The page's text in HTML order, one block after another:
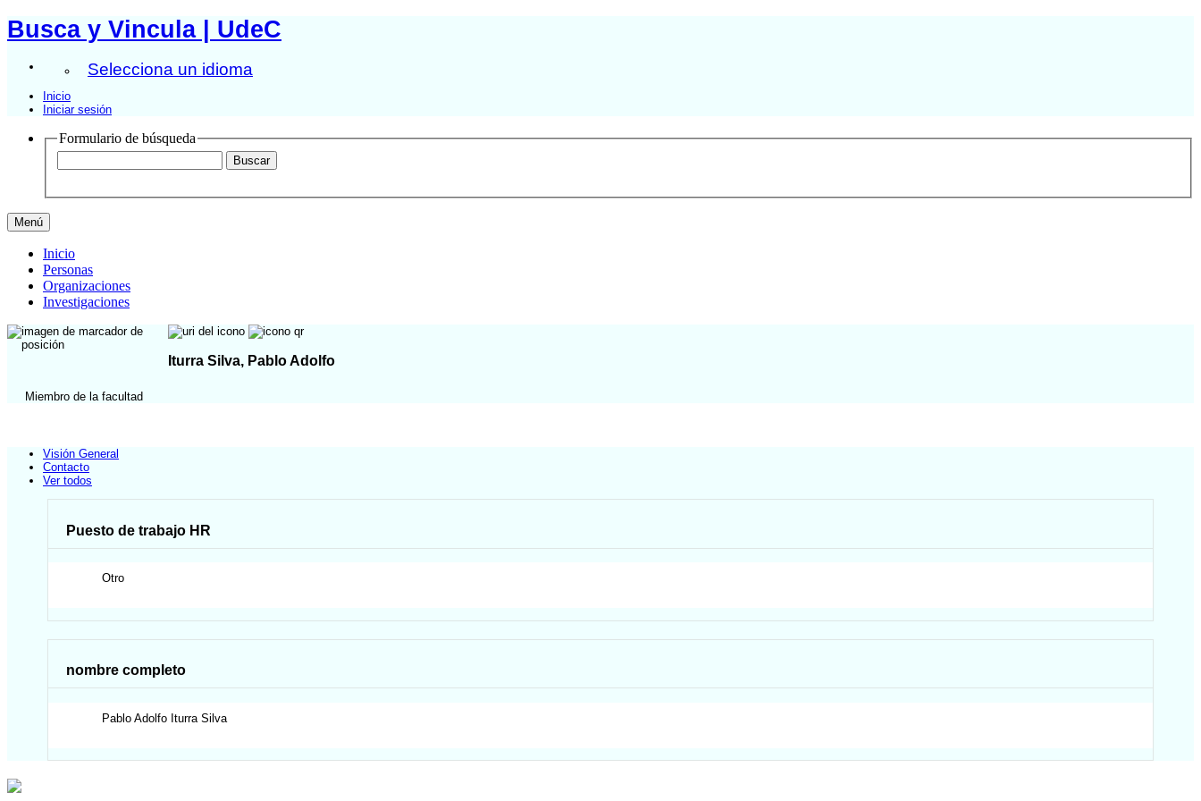
Busca y Vincula | UdeC
Selecciona un idioma
Inicio
Iniciar sesión
Formulario de búsqueda
Menú
Inicio
Personas
Organizaciones
Investigaciones
Iturra Silva, Pablo Adolfo
Miembro de la facultad
Visión General
Contacto
Ver todos
Puesto de trabajo HR
Otro
nombre completo
Pablo Adolfo Iturra Silva